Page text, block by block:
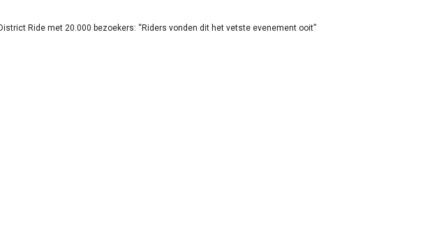
Ride met 20.000 bezoekers: “Riders vonden dit het vetste evenement ooit”